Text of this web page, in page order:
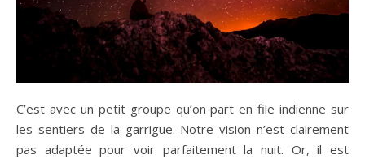
C’est avec un petit groupe qu’on part en file indienne sur
les sentiers de la garrigue. Notre vision n’est clairement
pas adaptée pour voir parfaitement la nuit. Or, il est